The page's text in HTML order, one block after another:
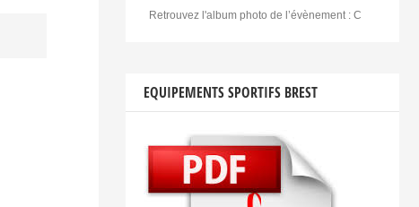
Retrouvez l'album photo de l’évènement : C
EQUIPEMENTS SPORTIFS BREST